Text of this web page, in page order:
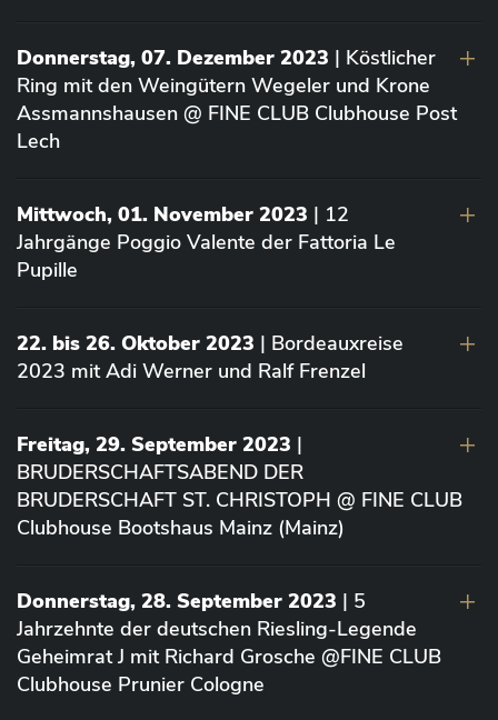
Donnerstag, 07. Dezember 2023 | Köstlicher
Ring mit den Weingütern Wegeler und Krone
Assmannshausen @ FINE CLUB Clubhouse Post
Lech
Mittwoch, 01. November 2023 | 12
Jahrgänge Poggio Valente der Fattoria Le
Pupille
22. bis 26. Oktober 2023 | Bordeauxreise
2023 mit Adi Werner und Ralf Frenzel
Freitag, 29. September 2023 |
BRUDERSCHAFTSABEND DER
BRUDERSCHAFT ST. CHRISTOPH @ FINE CLUB
Clubhouse Bootshaus Mainz (Mainz)
Donnerstag, 28. September 2023 | 5
Jahrzehnte der deutschen Riesling-Legende
Geheimrat J mit Richard Grosche @FINE CLUB
Clubhouse Prunier Cologne